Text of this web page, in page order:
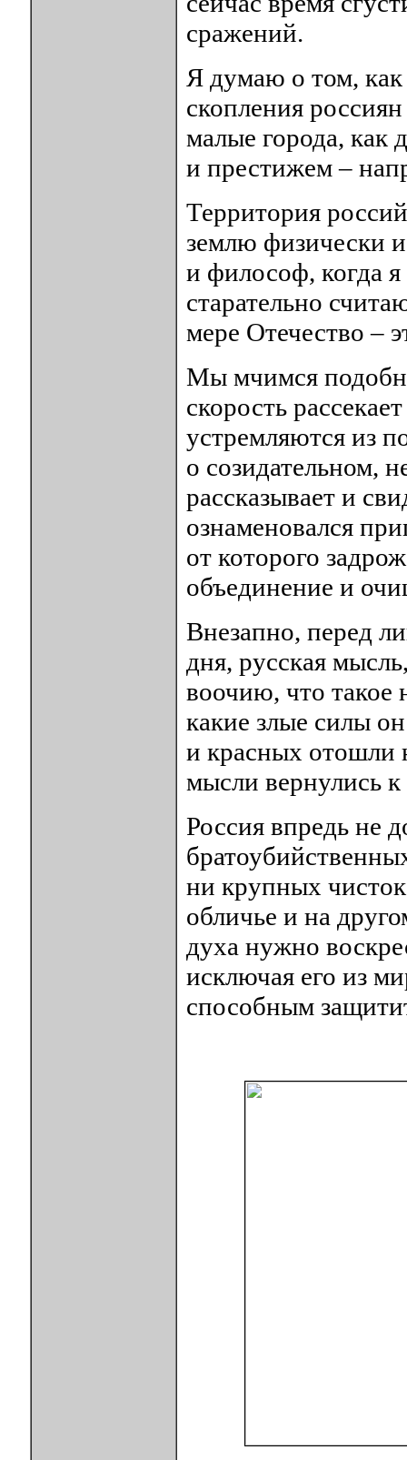
сражений.
Я думаю о том, как
скопления
малые города, как
и престижем –
Территория
землю физически
и философ, когда
старательно
мере Отечество –
Мы мчимся
скорость
устремляются из
о созидательном,
рассказывает и
ознаменовался
от которого
объединение и
Внезапно, перед
дня, русская
воочию, что такое
какие злые силы
и красных отошли
мысли вернулись к
Россия впредь не
ни крупных
обличье и на
духа нужно
исключая его из
способным